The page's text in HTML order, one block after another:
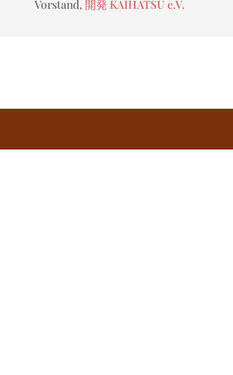
Vorstand, 開発 KAIHATSU e.V.